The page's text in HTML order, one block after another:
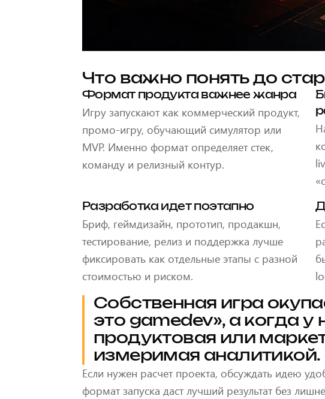
Что важно понять до
Формат продукта важнее жанра
Игру запускают как коммерческий продукт,
промо-игру, обучающий симулятор или
MVP. Именно формат определяет стек,
команду и релизный контур.
Разработка идет поэтапно
Бриф, геймдизайн, прототип, продакшн,
тестирование, релиз и поддержка лучше
фиксировать как отдельные этапы с разной
стоимостью и риском.
Собственная игра
это gamedev», а когда у
продуктовая или
измеримая аналитикой.
Если нужен расчет проекта, обсуждать идею
формат запуска даст лучший результат без